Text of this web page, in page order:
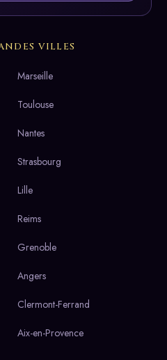
VILLES
Marseille
Toulouse
Nantes
Strasbourg
Lille
Reims
Grenoble
Angers
Clermont-Ferrand
Aix-en-Provence